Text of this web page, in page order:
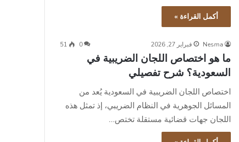
أكمل القراءة »
Nesma فبراير 27, 2026 0
51
ما هو اختصاص اللجان الضريبية في
السعودية؟ شرح تفصيلي
اختصاص اللجان الضريبية في السعودية يُعد من
المسائل الجوهرية في النظام الضريبي، إذ تمثل هذه
اللجان جهات قضائية مستقلة تختص…